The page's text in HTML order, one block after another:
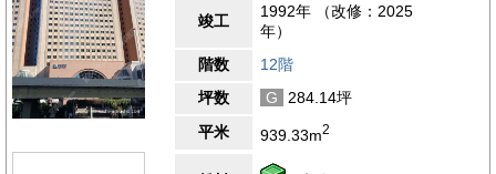
竣工
1992年 （改修：2025
年）
階数
12階
坪数
G
284.14坪
平米
939.33m2